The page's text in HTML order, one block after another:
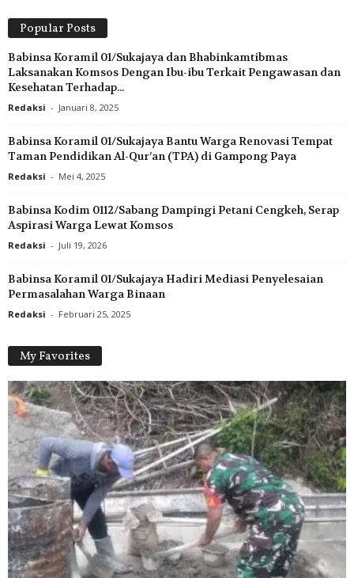
Popular Posts
Babinsa Koramil 01/Sukajaya dan Bhabinkamtibmas
Laksanakan Komsos Dengan Ibu-ibu Terkait Pengawasan dan
Kesehatan Terhadap...
Redaksi - Januari 8, 2025
Babinsa Koramil 01/Sukajaya Bantu Warga Renovasi Tempat
Taman Pendidikan Al-Qur’an (TPA) di Gampong Paya
Redaksi - Mei 4, 2025
Babinsa Kodim 0112/Sabang Dampingi Petani Cengkeh, Serap
Aspirasi Warga Lewat Komsos
Redaksi - Juli 19, 2026
Babinsa Koramil 01/Sukajaya Hadiri Mediasi Penyelesaian
Permasalahan Warga Binaan
Redaksi - Februari 25, 2025
My Favorites